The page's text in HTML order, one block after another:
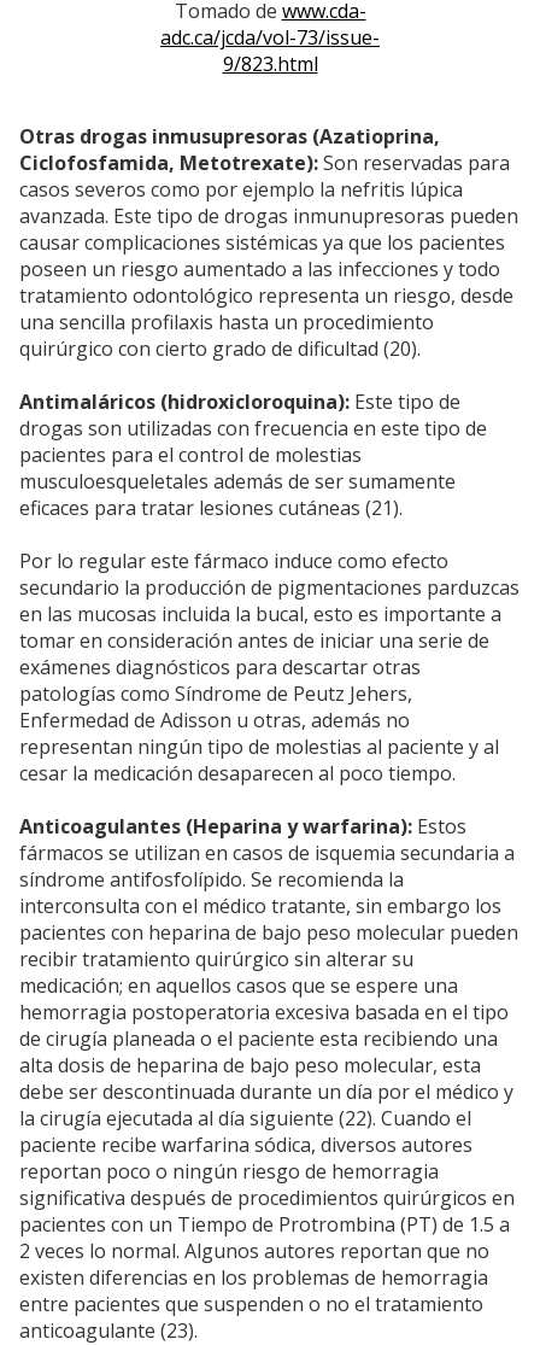
Tomado de www.cda-
adc.ca/jcda/vol-73/issue-
9/823.html
Otras drogas inmusupresoras (Azatioprina,
Ciclofosfamida, Metotrexate):Son reservadas para
casos severos como por ejemplo la nefritis lúpica
avanzada. Este tipo de drogas inmunupresoras pueden
causar complicaciones sistémicas ya que los pacientes
poseen un riesgo aumentado a las infecciones y todo
tratamiento odontológico representa un riesgo, desde
una sencilla profilaxis hasta un procedimiento
quirúrgico con cierto grado de dificultad (20).
Antimaláricos (hidroxicloroquina): Este tipo de
drogas son utilizadas con frecuencia en este tipo de
pacientes para el control de molestias
musculoesqueletales además de ser sumamente
eficaces para tratar lesiones cutáneas (21).
Por lo regular este fármaco induce como efecto
secundario la producción de pigmentaciones parduzcas
en las mucosas incluida la bucal, esto es importante a
tomar en consideración antes de iniciar una serie de
exámenes diagnósticos para descartar otras
patologías como Síndrome de Peutz Jehers,
Enfermedad de Adisson u otras, además no
representan ningún tipo de molestias al paciente y al
cesar la medicación desaparecen al poco tiempo.
Anticoagulantes (Heparina y warfarina): Estos
fármacos se utilizan en casos de isquemia secundaria a
síndrome antifosfolípido. Se recomienda la
interconsulta con el médico tratante, sin embargo los
pacientes con heparina de bajo peso molecular pueden
recibir tratamiento quirúrgico sin alterar su
medicación; en aquellos casos que se espere una
hemorragia postoperatoria excesiva basada en el tipo
de cirugía planeada o el paciente esta recibiendo una
alta dosis de heparina de bajo peso molecular, esta
debe ser descontinuada durante un día por el médico y
la cirugía ejecutada al día siguiente (22). Cuando el
paciente recibe warfarina sódica, diversos autores
reportan poco o ningún riesgo de hemorragia
significativa después de procedimientos quirúrgicos en
pacientes con un Tiempo de Protrombina (PT) de 1.5 a
2 veces lo normal. Algunos autores reportan que no
existen diferencias en los problemas de hemorragia
entre pacientes que suspenden o no el tratamiento
anticoagulante (23).